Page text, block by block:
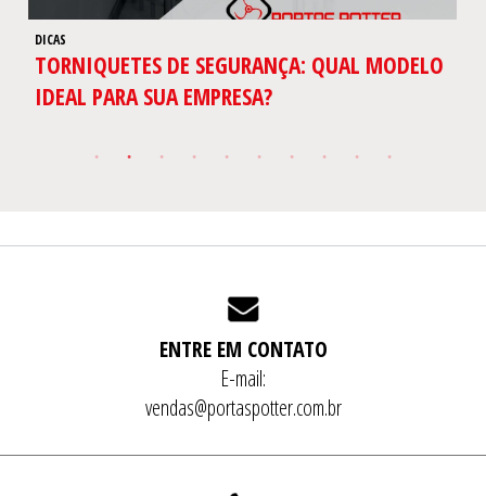
DICAS
TORNIQUETES DE SEGURANÇA: QUAL MODELO
IDEAL PARA SUA EMPRESA?
ENTRE EM CONTATO
E-mail:
vendas@portaspotter.com.br